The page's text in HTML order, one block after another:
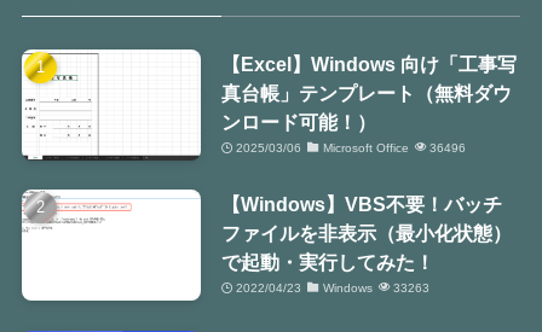
【Excel】Windows 向け「工事写
真台帳」テンプレート（無料ダウ
ンロード可能！）
2025/03/06 Microsoft Office 36496
【Windows】VBS不要！バッチ
ファイルを非表示（最小化状態）
で起動・実行してみた！
2022/04/23 Windows 33263